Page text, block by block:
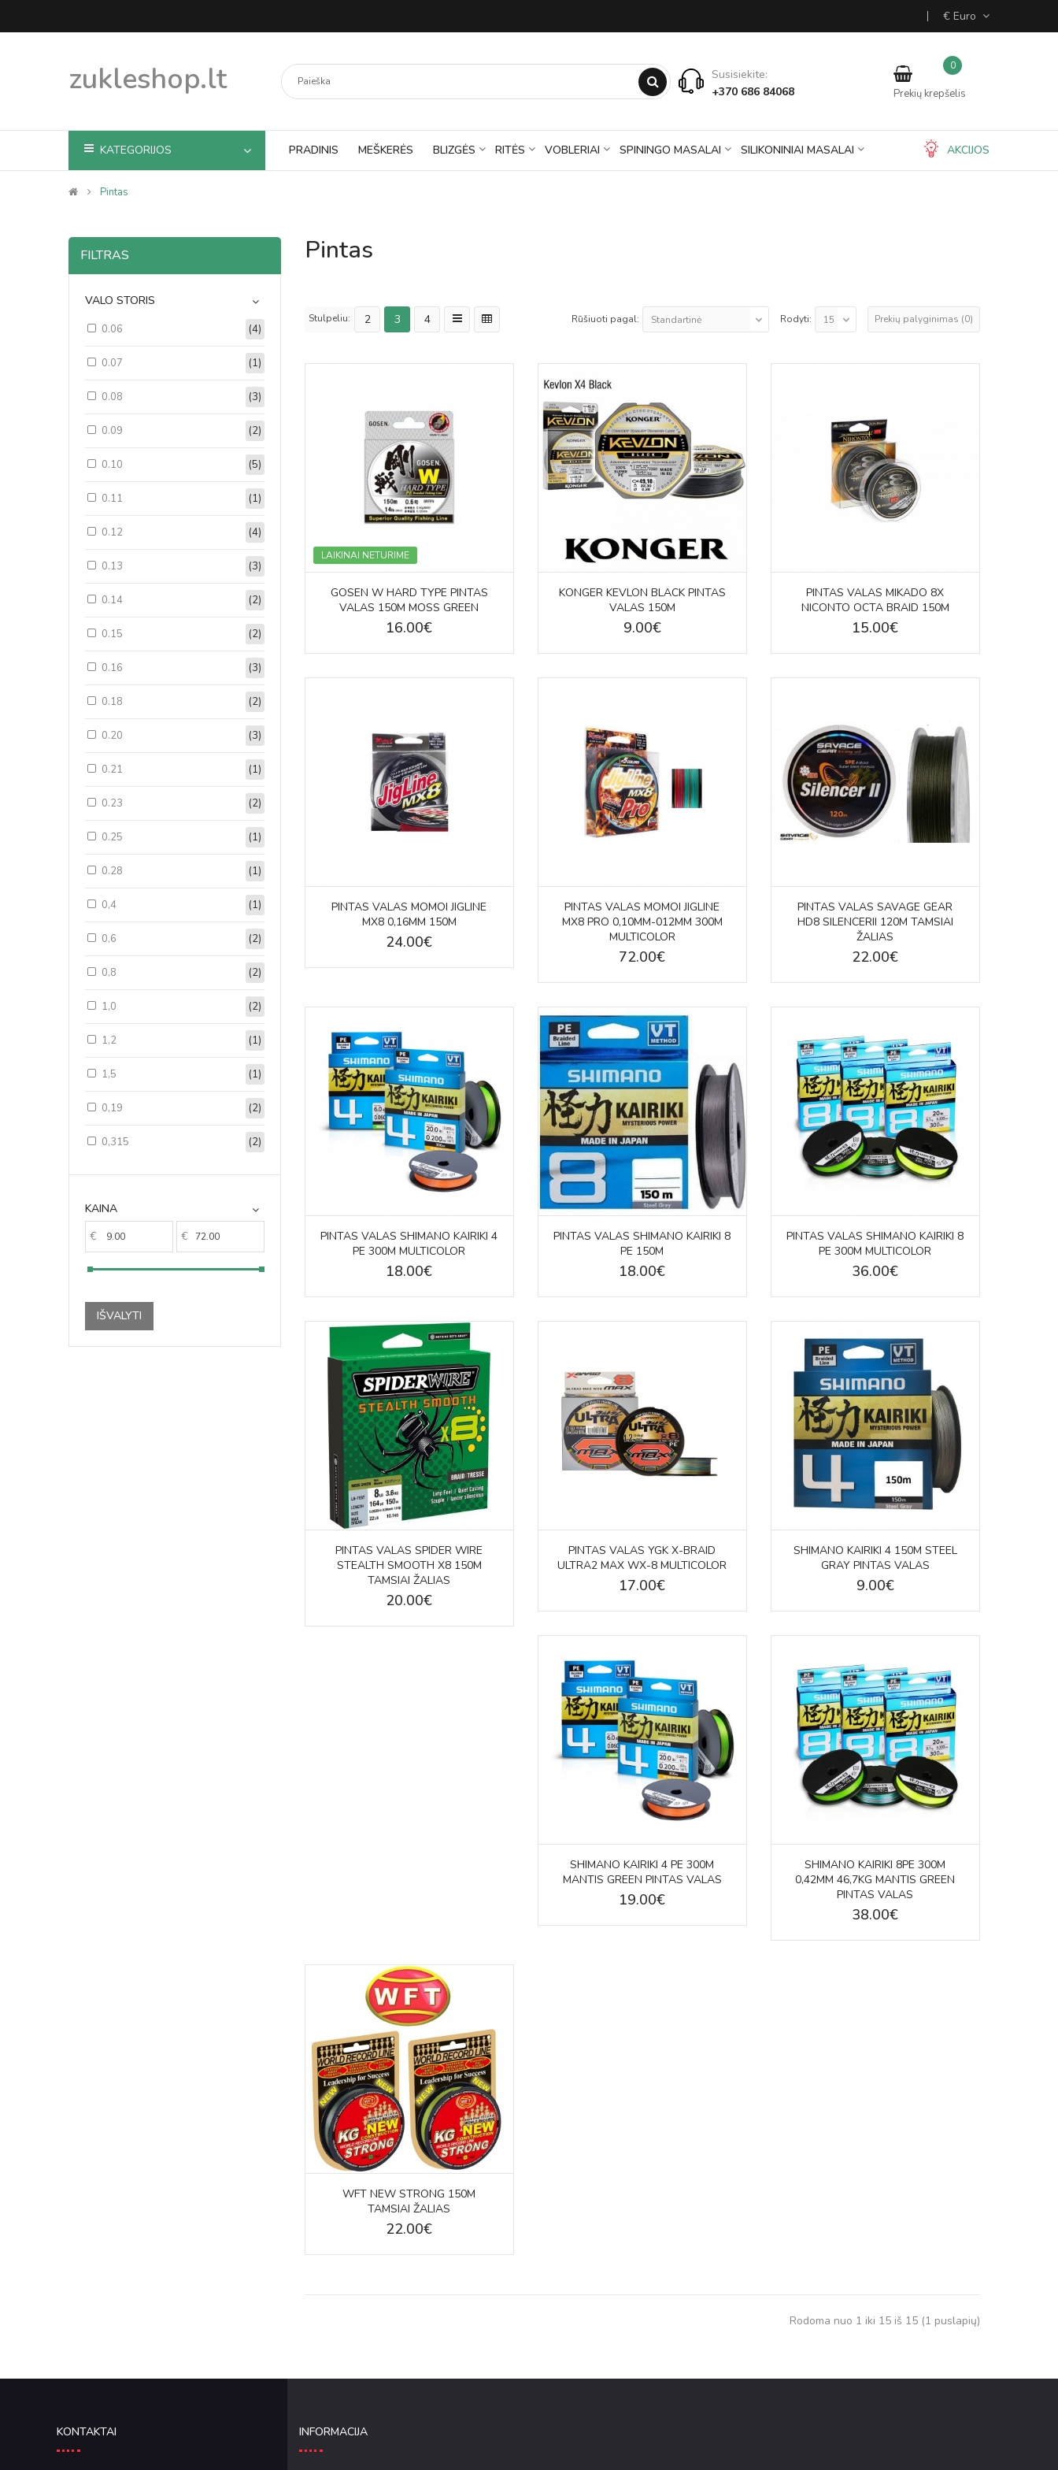
zukleshop.lt
Susisiekite:
+370 686 84068
Prekių krepšelis
0
KATEGORIJOS PRADINIS MEŠKERĖS AKCIJOS
BLIZGĖS RITĖS VOBLERIAI SPININGO MASALAI SILIKONINIAI MASALAI
Pintas
FILTRAS
VALO STORIS
0.06 (4)
0.07 (1)
0.08 (3)
0.09 (2)
0.10 (5)
0.11 (1)
0.12 (4)
0.13 (3)
0.14 (2)
0.15 (2)
0.16 (3)
0.18 (2)
0.20 (3)
0.21 (1)
0.23 (2)
0.25 (1)
0.28 (1)
0,4 (1)
0,6 (2)
0,8 (2)
1,0 (2)
1,2 (1)
1,5 (1)
0,19 (2)
0,315 (2)
KAINA
€
€
IŠVALYTI
Pintas
Stulpeliu: 2 3 4 Rūšiuoti pagal: Rodyti: Prekių palyginimas (0)
LAIKINAI NETURIME
GOSEN W HARD TYPE PINTAS
VALAS 150M MOSS GREEN
16.00€
KONGER KEVLON BLACK PINTAS
VALAS 150M
9.00€
PINTAS VALAS MIKADO 8X
NICONTO OCTA BRAID 150M
15.00€
PINTAS VALAS MOMOI JIGLINE
MX8 0,16MM 150M
24.00€
PINTAS VALAS MOMOI JIGLINE
MX8 PRO 0,10MM-012MM 300M
MULTICOLOR
72.00€
PINTAS VALAS SAVAGE GEAR
HD8 SILENCERII 120M TAMSIAI
ŽALIAS
22.00€
PINTAS VALAS SHIMANO KAIRIKI 4
PE 300M MULTICOLOR
18.00€
PINTAS VALAS SHIMANO KAIRIKI 8
PE 150M
18.00€
PINTAS VALAS SHIMANO KAIRIKI 8
PE 300M MULTICOLOR
36.00€
PINTAS VALAS SPIDER WIRE
STEALTH SMOOTH X8 150M
TAMSIAI ŽALIAS
20.00€
PINTAS VALAS YGK X-BRAID
ULTRA2 MAX WX-8 MULTICOLOR
17.00€
SHIMANO KAIRIKI 4 150M STEEL
GRAY PINTAS VALAS
9.00€
SHIMANO KAIRIKI 4 PE 300M
MANTIS GREEN PINTAS VALAS
19.00€
SHIMANO KAIRIKI 8PE 300M
0,42MM 46,7KG MANTIS GREEN
PINTAS VALAS
38.00€
WFT NEW STRONG 150M
TAMSIAI ŽALIAS
22.00€
Rodoma nuo 1 iki 15 iš 15 (1 puslapių)
KONTAKTAI INFORMACIJA